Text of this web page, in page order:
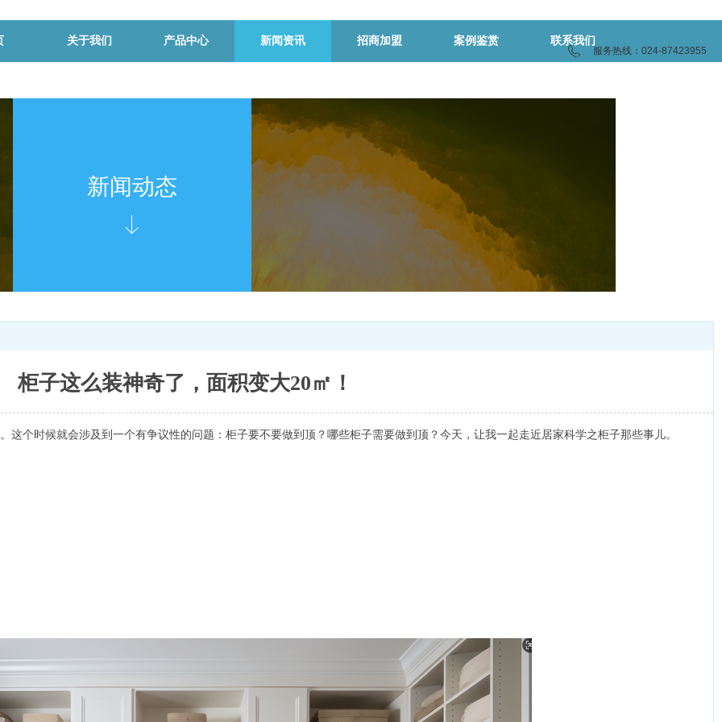
服务热线：024-87423955
关于我们 产品中心 新闻资讯 招商加盟 案例鉴赏 联系我们
新闻动态
柜子这么装神奇了，面积变大20㎡！
个时候就会涉及到一个有争议性的问题：柜子要不要做到顶？哪些柜子需要做到顶？今天，让我一起走近居家科学之柜子那些事儿。